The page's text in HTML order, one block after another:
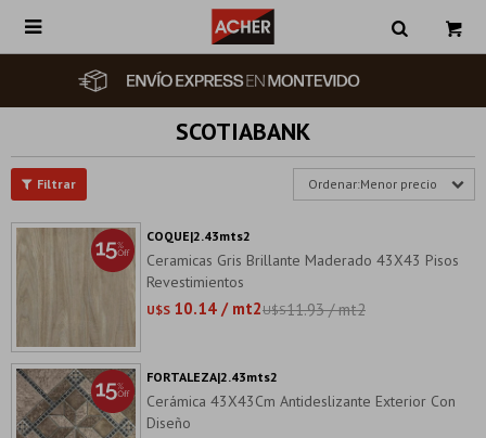

SCOTIABANK
Menor precio
Ceramicas Gris Brillante Maderado 43X43 Pisos
Revestimientos
U$S 10.14 / mt2U$S11.93 / mt2
COQUE|2.43mts2
Cerámica 43X43Cm Antideslizante Exterior Con
Diseño
FORTALEZA|2.43mts2